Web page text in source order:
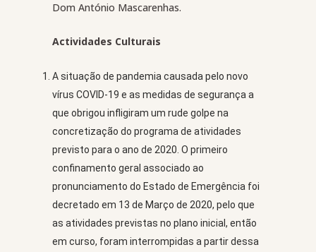
Dom António Mascarenhas.
Actividades Culturais
A situação de pandemia causada pelo novo
vírus COVID-19 e as medidas de segurança a
que obrigou infligiram um rude golpe na
concretização do programa de atividades
previsto para o ano de 2020. O primeiro
confinamento geral associado ao
pronunciamento do Estado de Emergência foi
decretado em 13 de Março de 2020, pelo que
as atividades previstas no plano inicial, então
em curso, foram interrompidas a partir dessa